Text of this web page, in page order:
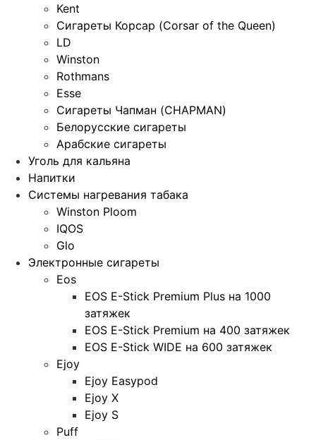
Kent
Сигареты Корсар (Corsar of the Queen)
LD
Winston
Rothmans
Esse
Сигареты Чапман (CHAPMAN)
Белорусские сигареты
Арабские сигареты
Уголь для кальяна
Напитки
Системы нагревания табака
Winston Ploom
IQOS
Glo
Электронные сигареты
Eos
EOS E-Stick Premium Plus на 1000
затяжек
EOS E-Stick Premium на 400 затяжек
EOS E-Stick WIDE на 600 затяжек
Ejoy
Ejoy Easypod
Ejoy X
Ejoy S
Puff